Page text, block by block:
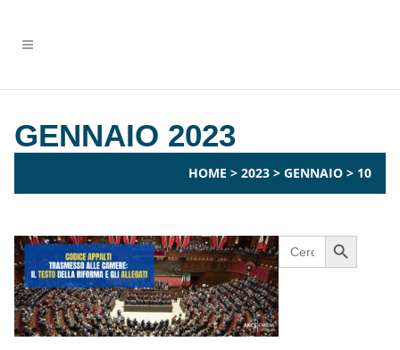
GENNAIO 2023
HOME > 2023 > GENNAIO > 10
Search
for:
Search Button